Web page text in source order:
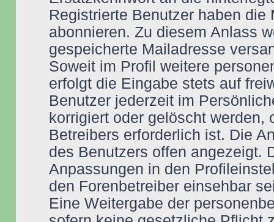
Registrierte Benutzer haben
abonnieren. Zu diesem Anlass
gespeicherte Mailadresse
Soweit im Profil weitere
erfolgt die Eingabe stets auf
Benutzer jederzeit im
korrigiert oder gelöscht
Betreibers erforderlich ist. Die
des Benutzers offen angezeigt.
Anpassungen in den
den Forenbetreiber einsehbar
Eine Weitergabe der